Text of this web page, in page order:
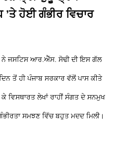
’ਤੇ ਹੋਈ ਗੰਭੀਰ ਵਿਚਾਰ
ਨੇ ਜਸਟਿਸ ਆਰ.ਐੱਸ. ਸੋਢੀ ਦੀ ਇਸ ਗੱਲ
ਤੋਂ ਹੀ ਪੰਜਾਬ ਸਰਕਾਰ ਵੱਲੋਂ ਪਾਸ ਕੀਤੇ
ਵਿਸਥਾਰਤ ਲੇਖਾਂ ਰਾਹੀਂ ਸੰਗਤ ਦੇ ਸਨਮੁਖ
ਸਮਝਣ ਵਿੱਚ ਬਹੁਤ ਮਦਦ ਮਿਲੀ।